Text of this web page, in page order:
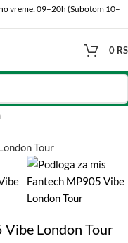
vreme: 09–20h (Subotom 10–
0
Vibe London Tour